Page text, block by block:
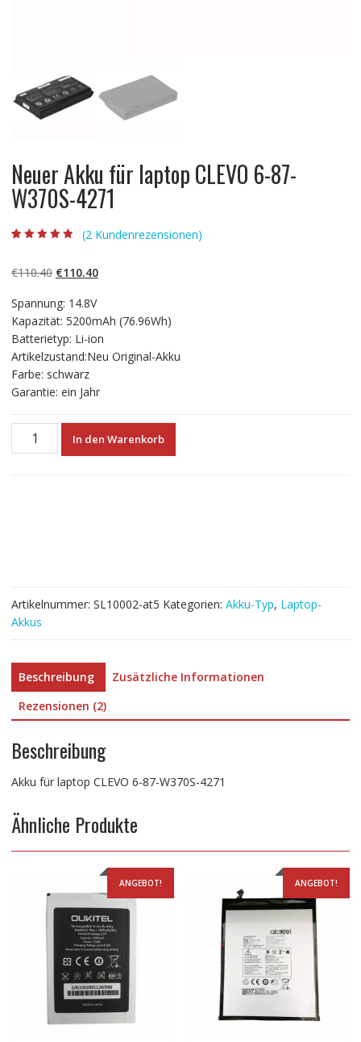
Neuer Akku für laptop CLEVO 6-87-
W370S-4271
basierend auf
Kundenbewert
(2 Kundenrezensionen)
€110.40 Ursprünglicher
war:
€110.40
€110.40Aktueller
€110.40.
Spannung: 14.8V
Kapazität: 5200mAh (76.96Wh)
Batterietyp: Li-ion
Artikelzustand:Neu Original-Akku
Farbe: schwarz
Garantie: ein Jahr
Neuer
Menge
In den Warenkorb
Artikelnummer: SL10002-at5 Kategorien: Akku-Typ, Laptop-
Akkus
Beschreibung
Zusätzliche Informationen
Rezensionen (2)
Beschreibung
Akku für laptop CLEVO 6-87-W370S-4271
Ähnliche Produkte
ANGEBOT! ANGEBOT!